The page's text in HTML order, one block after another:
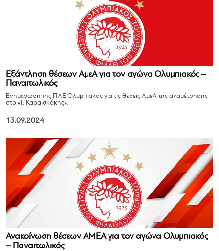
Εξάντληση θέσεων ΑμεΑ για τον αγώνα Ολυμπιακός –
Παναιτωλικός
Ενημέρωση της ΠΑΕ Ολυμπιακός για τις θέσεις ΑμεΑ της αναμέτρησης
στο «Γ. Καραϊσκάκης».
13.09.2024
Ανακοίνωση θέσεων ΑΜΕΑ για τον αγώνα Ολυμπιακός
– Παναιτωλικός